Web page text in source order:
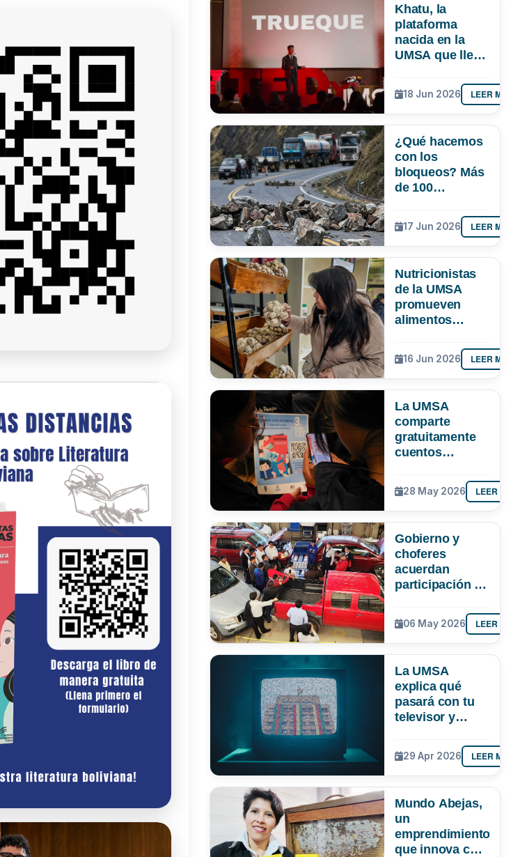
Khatu, la
plataforma
nacida en la
UMSA que lleva
era digital en
Latinoamérica
18 Jun 2026 LEER
¿Qué hacemos
con los
bloqueos? Más
de 100
la UMSA entran
al debate con
alternativas
perjuicio
17 Jun 2026 LEER
Nutricionistas
de la UMSA
promueven
alimentos
alternativa
saludable frente
precios
16 Jun 2026 LEER
La UMSA
comparte
gratuitamente
cuentos
lectura en
tiempos de
28 May 2026 LEER
Gobierno y
choferes
acuerdan
participación de
verificación de
la gasolina
06 May 2026 LEER
La UMSA
explica qué
pasará con tu
televisor y
quedarte sin
señal ante el
apagón
29 Apr 2026 LEER
Mundo Abejas,
un
emprendimiento
que innova con